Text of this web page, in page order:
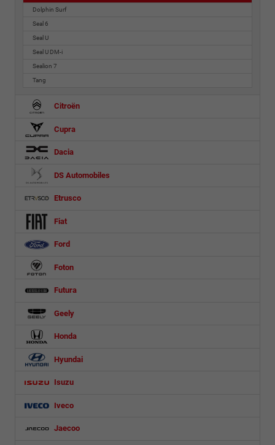
Dolphin Surf
Seal 6
Seal U
Seal U DM-i
Sealion 7
Tang
Citroën
Cupra
Dacia
DS Automobiles
Etrusco
Fiat
Ford
Foton
Futura
Geely
Honda
Hyundai
Isuzu
Iveco
Jaecoo